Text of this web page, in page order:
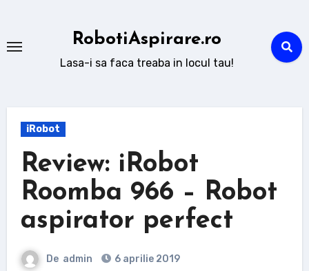
conținut
RobotiAspirare.ro
Lasa-i sa faca treaba in locul tau!
iRobot
Review: iRobot
Roomba 966 – Robot
aspirator perfect
De admin 6 aprilie 2019